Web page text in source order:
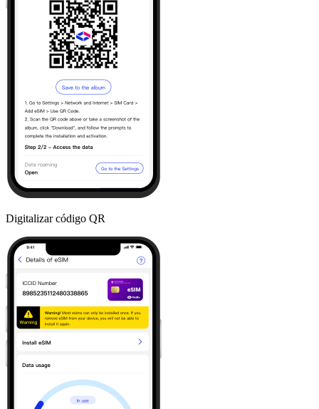
Digitalizar código QR